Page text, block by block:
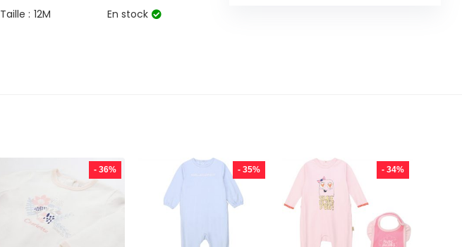
Taille : 12M En stock
- 36% - 35% - 34%